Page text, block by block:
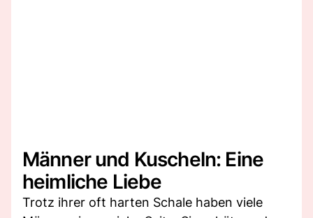
Männer und Kuscheln: Eine
heimliche Liebe
Trotz ihrer oft harten Schale haben viele